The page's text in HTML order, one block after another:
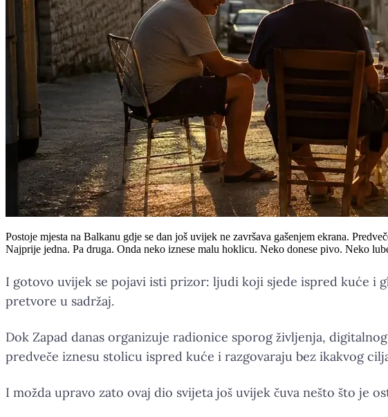
Postoje mjesta na Balkanu gdje se dan još uvijek ne završava gašenjem ekrana.
Najprije jedna. Pa druga. Onda neko iznese malu hoklicu. Neko donese pivo. Neko
I gotovo uvijek se pojavi isti prizor: ljudi koji sjede ispred kuće i
pretvore u sadržaj.
Dok Zapad danas organizuje radionice sporog življenja,
predveče iznesu stolicu ispred kuće i razgovaraju bez ikakvog
I možda upravo zato ovaj dio svijeta još uvijek čuva nešto što je